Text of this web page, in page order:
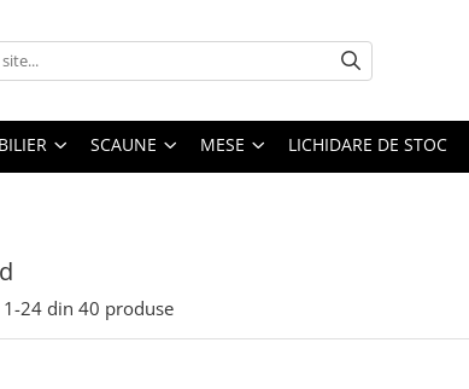
SCAUNE MESE LICHIDARE DE STOC
1-24 din 40 produse